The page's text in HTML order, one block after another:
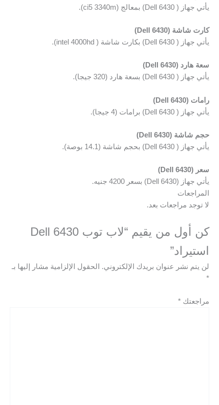
يأتي جهاز ( Dell 6430) بمعالج (ci5 3340m).
كارت شاشة (Dell 6430)
يأتي جهاز ( Dell 6430) بكارت شاشة (
intel 4000hd).
سعة هارد (Dell 6430)
يأتي جهاز ( Dell 6430) بسعة هارد (320 جيجا).
رامات (Dell 6430)
يأتي جهاز ( Dell 6430) برامات (4 جيجا).
حجم شاشة (Dell 6430)
يأتي جهاز ( Dell 6430) بحجم شاشة (14.1 بوصة).
سعر (Dell 6430)
يأتي جهاز (Dell 6430) بسعر 4200 جنيه.
المراجعات
لا توجد مراجعات بعد.
كن أول من يقيم “لاب توب Dell 6430
استيراد”
لن يتم نشر عنوان بريدك الإلكتروني.
الحقول الإلزامية مشار إليها بـ
*
مراجعتك *